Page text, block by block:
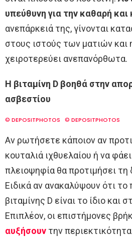
υπεύθυνη για την καθαρή
ανεπάρκειά της, γίνονται
στους ιστούς των ματιών και
χειροτερεύει ανεπανόρθωτα.
Η βιταμίνη D βοηθά στην
ασβεστίου
© DEPOSITPHOTOS © DEPOSITPHOTOS
Αν ρωτήσετε κάποιον αν
κουταλιά ιχθυελαίου ή να
πλειοψηφία θα προτιμήσει τη
Ειδικά αν ανακαλύψουν ότι το
βιταμίνης D είναι το ίδιο και
Επιπλέον, οι επιστήμονες
αυξήσουν την